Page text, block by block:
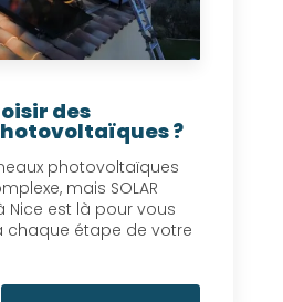
des
?
photovoltaïques
mais SOLAR
à Nice est là pour vous
étape de votre